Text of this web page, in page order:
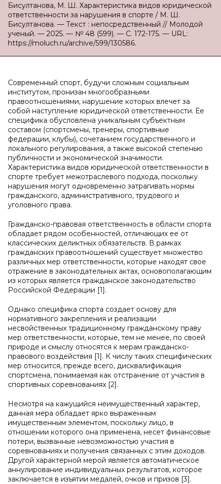
Бисултанова, М. Ш. Характеристика видов юридической
ответственности за нарушения в спорте / М. Ш.
Бисултанова. — Текст : непосредственный // Молодой
ученый. — 2025. — № 48 (599). — С. 172-175. — URL:
https://moluch.ru/archive/599/130586.
Современный спорт, будучи сложным социальным
институтом, пронизан многообразными
правоотношениями, нарушение которых влечет за
собой наступление юридической ответственности. Ее
специфика обусловлена уникальным субъектным
составом (спортсмены, тренеры, спортивные
федерации, клубы), сочетанием государственного и
локального регулирования, а также высокой степенью
публичности и экономической значимости.
Характеристика видов юридической ответственности в
спорте требует межотраслевого подхода, поскольку
нарушения могут одновременно затрагивать нормы
гражданского, административного, трудового и
уголовного права.
Гражданско-правовая ответственность в области спорта
обладает рядом особенностей, отличающих ее от
классических деликтных обязательств. В рамках
гражданских правоотношений существует множество
различных мер ответственности, которые находят свое
отражение в законодательных актах, основополагающим
из которых является гражданское законодательство
Российской Федерации [1].
Однако специфика спорта создает основу для
нормативного закрепления и реализации
несвойственных традиционному гражданскому праву
мер ответственности, которые, тем не менее, по своей
природе и смыслу относятся к мерам гражданско-
правового воздействия [1]. К числу таких специфических
мер относится, прежде всего, дисквалификация
спортсмена, понимаемая как отстранение от участия в
спортивных соревнованиях [2].
Несмотря на кажущийся неимущественный характер,
данная мера обладает ярко выраженным
имущественным элементом, поскольку лицо, в
отношении которого она применена, несет финансовые
потери, вызванные невозможностью участия в
соревнованиях и получения связанных с этим доходов.
Другой характерной мерой является автоматическое
аннулирование индивидуальных результатов, которое
заключается в изъятии медалей, очков и призов [3].